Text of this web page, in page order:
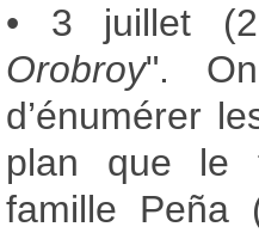
• 3 juillet
Orobroy".
d’énumérer
plan que le
famille Peña